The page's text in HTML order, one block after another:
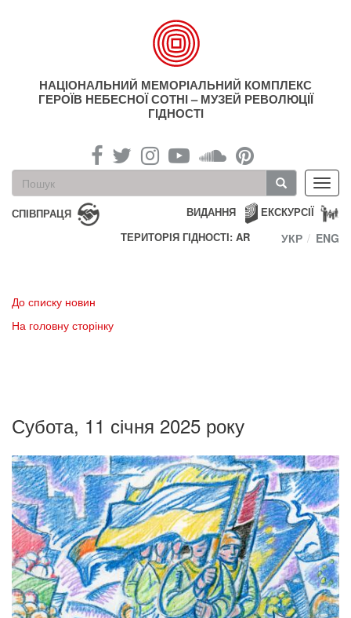
НАЦІОНАЛЬНИЙ МЕМОРІАЛЬНИЙ КОМПЛЕКС
ГЕРОЇВ НЕБЕСНОЇ СОТНІ – МУЗЕЙ РЕВОЛЮЦІЇ
ГІДНОСТІ
Пошукова
форма
Пошук
СПІВПРАЦЯ ЕКСКУРСІЇ
ВИДАННЯ
ТЕРИТОРІЯ ГІДНОСТІ: AR
УКР ENG
До списку новин
На головну сторінку
Субота, 11 січня 2025 року